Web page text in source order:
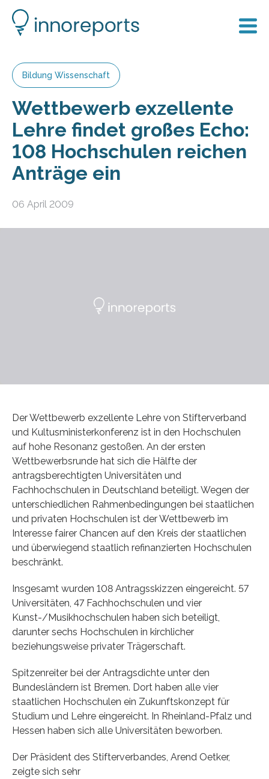
Bildung Wissenschaft
Wettbewerb exzellente
Lehre findet großes Echo:
108 Hochschulen reichen
Anträge ein
06 April 2009
Der Wettbewerb exzellente Lehre von Stifterverband
und Kultusministerkonferenz ist in den Hochschulen
auf hohe Resonanz gestoßen. An der ersten
Wettbewerbsrunde hat sich die Hälfte der
antragsberechtigten Universitäten und
Fachhochschulen in Deutschland beteiligt. Wegen der
unterschiedlichen Rahmenbedingungen bei staatlichen
und privaten Hochschulen ist der Wettbewerb im
Interesse fairer Chancen auf den Kreis der staatlichen
und überwiegend staatlich refinanzierten Hochschulen
beschränkt.
Insgesamt wurden 108 Antragsskizzen eingereicht. 57
Universitäten, 47 Fachhochschulen und vier
Kunst-/Musikhochschulen haben sich beteiligt,
darunter sechs Hochschulen in kirchlicher
beziehungsweise privater Trägerschaft.
Spitzenreiter bei der Antragsdichte unter den
Bundesländern ist Bremen. Dort haben alle vier
staatlichen Hochschulen ein Zukunftskonzept für
Studium und Lehre eingereicht. In Rheinland-Pfalz und
Hessen haben sich alle Universitäten beworben.
Der Präsident des Stifterverbandes, Arend Oetker,
zeigte sich sehr